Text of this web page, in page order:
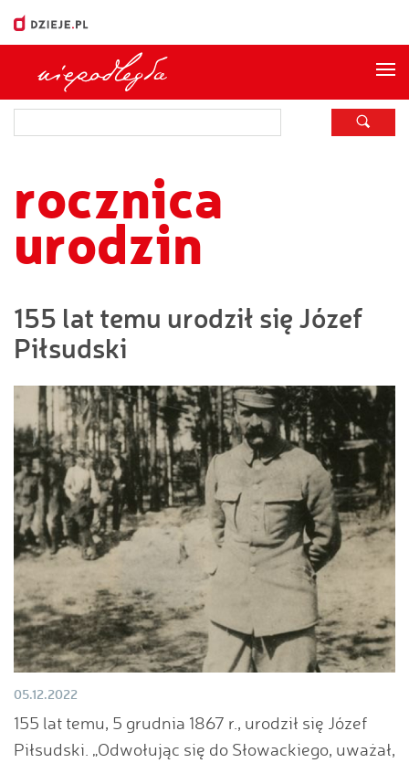
rocznica
urodzin
155 lat temu urodził się Józef
Piłsudski
05.12.2022
155 lat temu, 5 grudnia 1867 r., urodził się Józef
Piłsudski. „Odwołując się do Słowackiego, uważał,